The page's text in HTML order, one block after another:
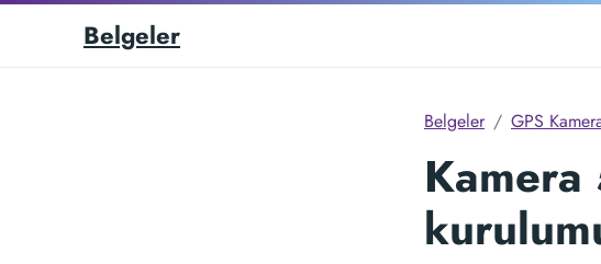
Belgeler
Belgeler GPS